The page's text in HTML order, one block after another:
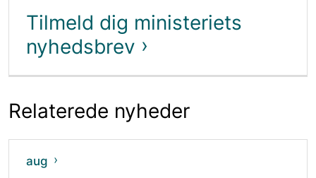
Tilmeld dig ministeriets
nyhedsbrev
Relaterede nyheder
aug